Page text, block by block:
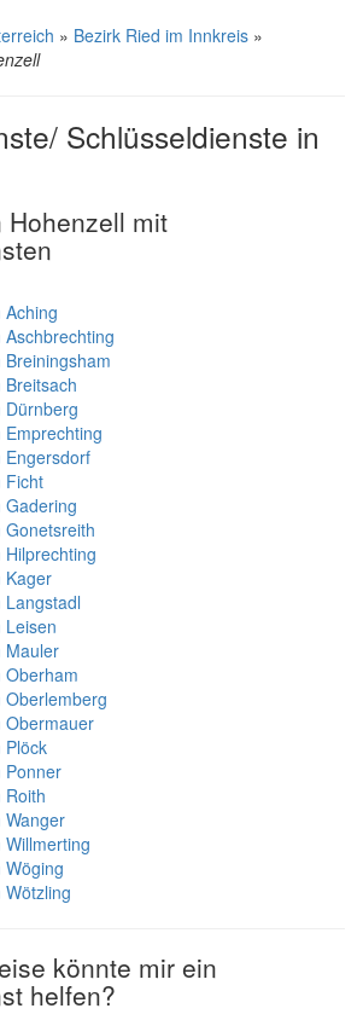
» Bezirk Ried im Innkreis »
Schlüsseldienste in
Hohenzell mit
Aching
Dürnberg
Engersdorf
Ficht
Gadering
Gonetsreith
Kager
Langstadl
Leisen
Mauler
Oberham
Oberlemberg
Obermauer
Plöck
Ponner
Roith
Wanger
Wöging
könnte mir ein
helfen?